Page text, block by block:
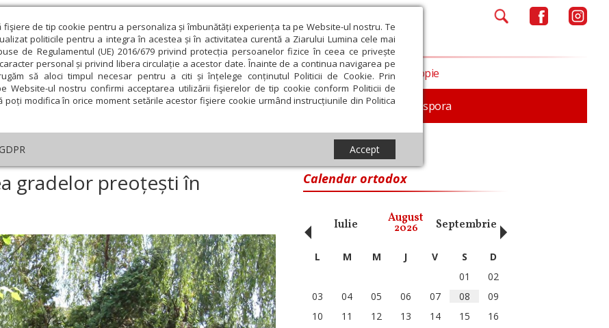
fişiere de tip cookie pentru a personaliza și îmbunătăți experiența ta pe Website-ul nostru. Te
politicile pentru a integra în acestea și în activitatea curentă a Ziarului Lumina cele mai
de Regulamentul (UE) 2016/679 privind protecția persoanelor fizice în ceea ce privește
personal și privind libera circulație a acestor date. Înainte de a continua navigarea pe
să aloci timpul necesar pentru a citi și înțelege conținutul Politicii de Cookie. Prin
Website-ul nostru confirmi acceptarea utilizării fişierelor de tip cookie conform Politicii de
poți modifica în orice moment setările acestor fişiere cookie urmând instrucțiunile din Politica
GDPR Accept
An omagial Comunicate de presă Documentar In memoriam Diaspora
și spiritualitate Educaţie și Cultură Societate Opinii Filantropie
pentru obținerea gradelor preoțești în Mitropolia Olteniei
gradelor preoțești în
Calendar ortodox
Iulie August
2026 Septembrie Octombrie
‹ L M M J V S
D
01
02
03
04 05 06 07 08
09
10
11 12 13 14 15
16